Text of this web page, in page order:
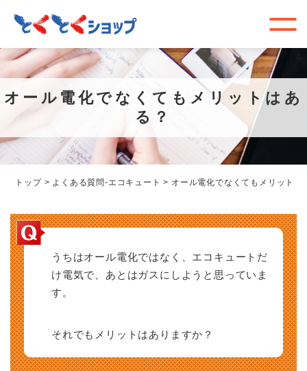
オール電化でなくてもメリットはあ
る？
トップ> よくある質問-エコキュート > オール電化でなくてもメリットは
うちはオール電化ではなく、エコキュートだ
け電気で、あとはガスにしようと思っていま
す。
それでもメリットはありますか？